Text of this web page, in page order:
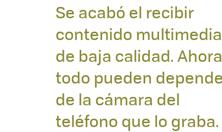
Se acabó el recibir
contenido multimedia
de baja calidad. Ahora
todo pueden
de la cámara del
teléfono que lo graba.